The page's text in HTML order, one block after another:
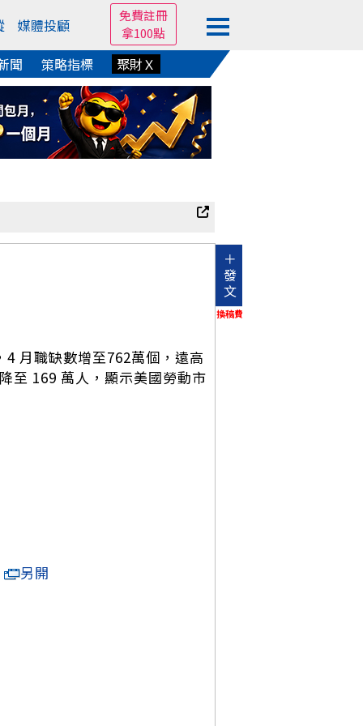
媒體投顧
免費註冊
拿100點
聞 策略指標 聚財Ｘ
＋
發
文
換稿費
月職缺數增至762萬個，遠高
至 169 萬人，顯示美國勞動市
另開